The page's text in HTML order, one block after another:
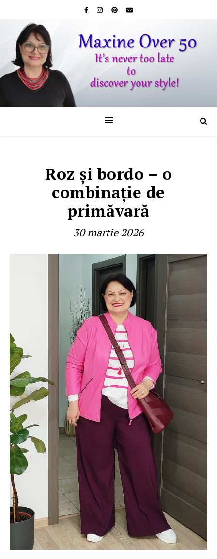
Roz şi bordo – o
combinaţie de
primăvară
30 martie 2026